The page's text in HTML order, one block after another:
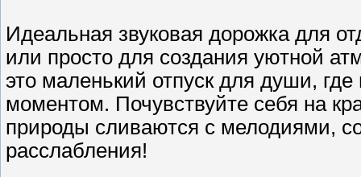
Идеальная звуковая дорожка для
или просто для создания уютной
это маленький отпуск для души,
моментом. Почувствуйте себя на
природы сливаются с мелодиями,
расслабления!